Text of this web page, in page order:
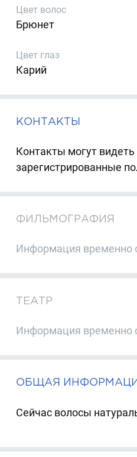
Цвет волос
Брюнет
Цвет глаз
Карий
КОНТАКТЫ
Контакты могут видеть
зарегистрированные
ФИЛЬМОГРАФИЯ
Информация временно
ТЕАТР
Информация временно
ОБЩАЯ
Сейчас волосы